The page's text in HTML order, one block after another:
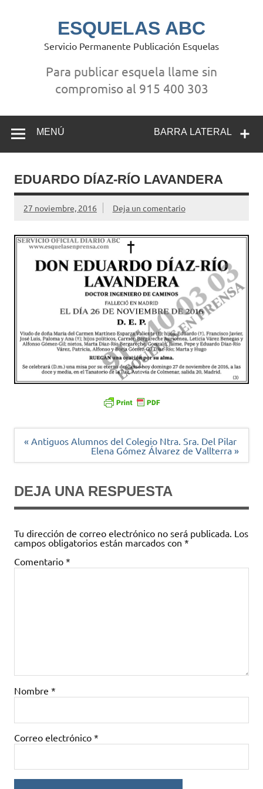
ESQUELAS ABC
Servicio Permanente Publicación Esquelas
Para publicar esquela llame sin
compromiso al 915 400 303
BARRA LATERAL
MENÚ
EDUARDO DÍAZ-RÍO LAVANDERA
27 noviembre, 2016 Deja un comentario
Navegación
« Antiguos Alumnos del Colegio Ntra. Sra. Del Pilar
Elena Gómez Álvarez de Vallterra »
DEJA UNA RESPUESTA
Tu dirección de correo electrónico no será publicada. Los
campos obligatorios están marcados con *
Comentario *
Nombre *
Correo electrónico *